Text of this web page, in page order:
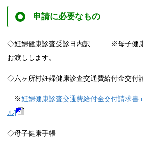
申請に必要なもの
◇妊婦健康診査受診日内訳 ※母子健康
お渡しします。
◇六ヶ所村妊婦健康診査交通費給付金交付
※妊婦健康診査交通費給付金交付請求書
ル]
◇母子健康手帳